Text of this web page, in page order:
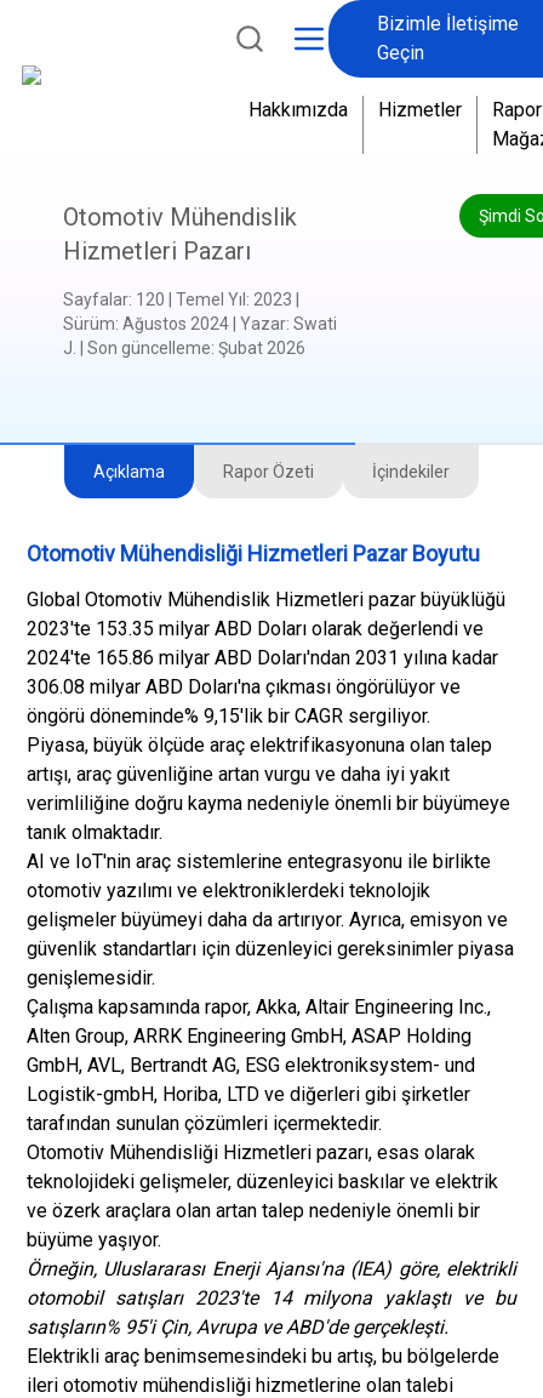
Bizimle İletişime
Geçin
Hakkımızda Hizmetler
Rapor
Şimdi
Otomotiv Mühendislik
Hizmetleri Pazarı
Sayfalar: 120 Temel Yıl : 2023
Sürüm: Ağustos 2024| Yazar: Swati
J.
Son güncelleme: Şubat 2026
Açıklama Rapor Özeti İçindekiler
Otomotiv Mühendisliği Hizmetleri Pazar Boyutu
Global Otomotiv Mühendislik Hizmetleri pazar büyüklüğü
2023'te 153.35 milyar ABD Doları olarak değerlendi ve
2024'te 165.86 milyar ABD Doları'ndan 2031 yılına kadar
306.08 milyar ABD Doları'na çıkması öngörülüyor ve
öngörü döneminde% 9,15'lik bir CAGR sergiliyor.
Piyasa, büyük ölçüde araç elektrifikasyonuna olan talep
artışı, araç güvenliğine artan vurgu ve daha iyi yakıt
verimliliğine doğru kayma nedeniyle önemli bir büyümeye
tanık olmaktadır.
AI ve IoT'nin araç sistemlerine entegrasyonu ile birlikte
otomotiv yazılımı ve elektroniklerdeki teknolojik
gelişmeler büyümeyi daha da artırıyor. Ayrıca, emisyon ve
güvenlik standartları için düzenleyici gereksinimler piyasa
genişlemesidir.
Çalışma kapsamında rapor, Akka, Altair Engineering Inc.,
Alten Group, ARRK Engineering GmbH, ASAP Holding
GmbH, AVL, Bertrandt AG, ESG elektroniksystem- und
Logistik-gmbH, Horiba, LTD ve diğerleri gibi şirketler
tarafından sunulan çözümleri içermektedir.
Otomotiv Mühendisliği Hizmetleri pazarı, esas olarak
teknolojideki gelişmeler, düzenleyici baskılar ve elektrik
ve özerk araçlara olan artan talep nedeniyle önemli bir
büyüme yaşıyor.
Örneğin, Uluslararası Enerji Ajansı'na (IEA) göre, elektrikli
otomobil satışları 2023'te 14 milyona yaklaştı ve bu
satışların% 95'i Çin, Avrupa ve ABD'de gerçekleşti.
Elektrikli araç benimsemesindeki bu artış, bu bölgelerde
ileri otomotiv mühendisliği hizmetlerine olan talebi